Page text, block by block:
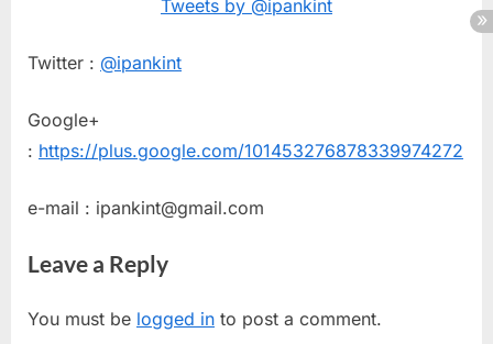
Tweets by @ipankint
Twitter : @ipankint
Google+
: https://plus.google.com/101453276878339974272
e-mail : ipankint@gmail.com
Leave a Reply
You must be logged in to post a comment.